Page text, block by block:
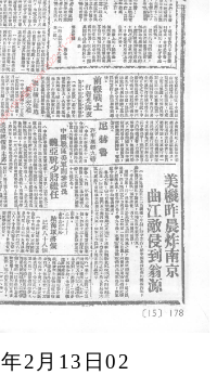
2月13日02